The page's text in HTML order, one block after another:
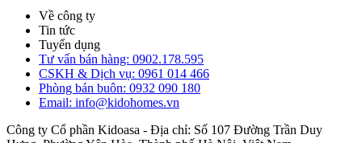
Về công ty
Tin tức
Tuyển dụng
Tư vấn bán hàng: 0902.178.595
CSKH & Dịch vụ: 0961 014 466
Phòng bán buôn: 0932 090 180
Email: info@kidohomes.vn
Công ty Cổ phần Kidoasa - Địa chỉ: Số 107 Đường Trần Duy